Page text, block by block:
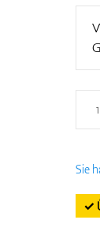
Sie
✓